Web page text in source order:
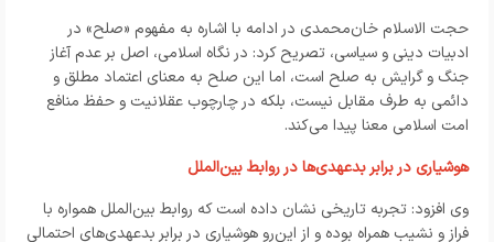
حجت الاسلام خان‌محمدی در ادامه با اشاره به مفهوم «صلح» در
ادبیات دینی و سیاسی، تصریح کرد: در نگاه اسلامی، اصل بر عدم آغاز
جنگ و گرایش به صلح است، اما این صلح به معنای اعتماد مطلق و
دائمی به طرف مقابل نیست، بلکه در چارچوب عقلانیت و حفظ منافع
امت اسلامی معنا پیدا می‌کند.
هوشیاری در برابر بدعهدی‌ها در روابط بین‌الملل
وی افزود: تجربه تاریخی نشان داده است که روابط بین‌الملل همواره با
فراز و نشیب همراه بوده و از این‌رو هوشیاری در برابر بدعهدی‌های احتمالی